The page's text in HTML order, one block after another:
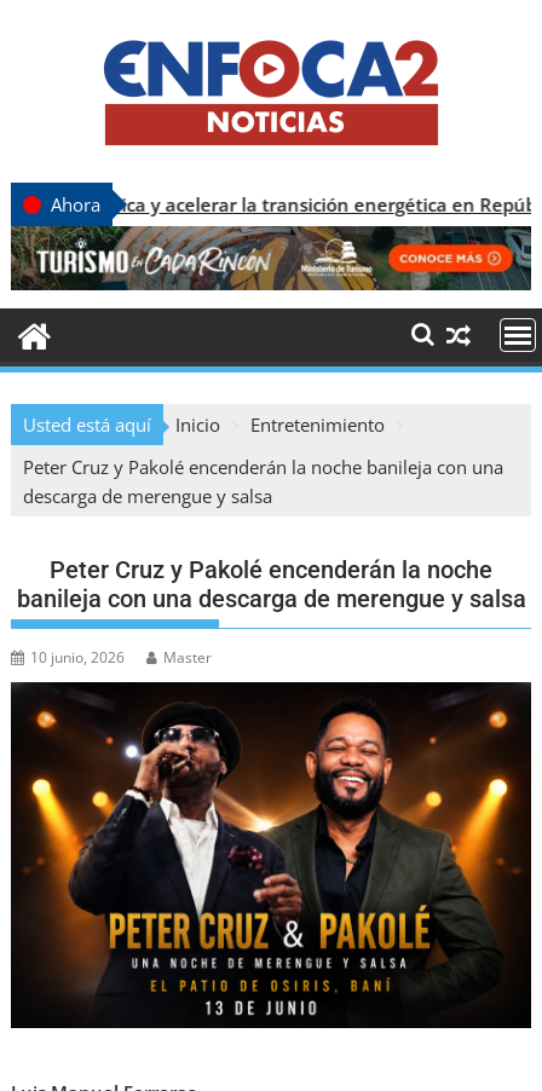
Ahora
acelerar la transición energética en República Dominicana
Usted está aquí Inicio
Entretenimiento
Peter Cruz y Pakolé encenderán la noche banileja con una
descarga de merengue y salsa
Peter Cruz y Pakolé encenderán la noche
banileja con una descarga de merengue y salsa
10 junio, 2026 Master